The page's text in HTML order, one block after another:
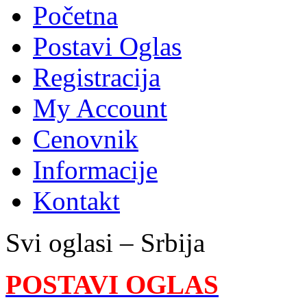
Početna
Postavi Oglas
Registracija
My Account
Cenovnik
Informacije
Kontakt
Svi oglasi – Srbija
POSTAVI OGLAS